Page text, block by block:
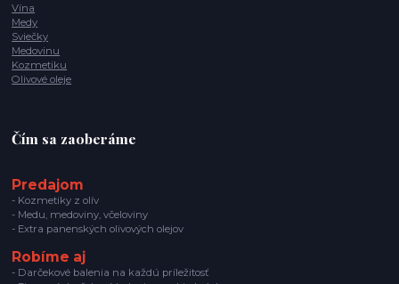
Vína
Medy
Sviečky
Medovinu
Kozmetiku
Olivové oleje
Čím sa zaoberáme
Predajom
- Kozmetiky z olív
- Medu, medoviny, včeloviny
- Extra panenských olivových olejov
Robíme aj
- Darčekové balenia na každú príležitosť